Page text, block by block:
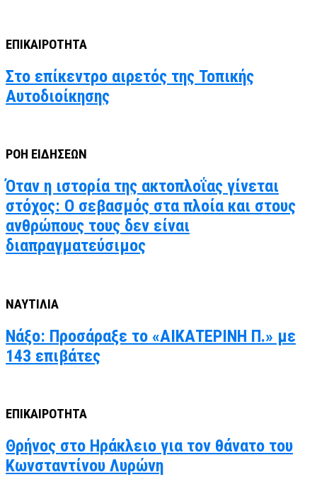
ΕΠΙΚΑΙΡΟΤΗΤΑ
Στο επίκεντρο αιρετός της Τοπικής
Αυτοδιοίκησης
ΡΟΗ ΕΙΔΗΣΕΩΝ
Όταν η ιστορία της ακτοπλοΐας γίνεται
στόχος: Ο σεβασμός στα πλοία και στους
ανθρώπους τους δεν είναι
διαπραγματεύσιμος
ΝΑΥΤΙΛΙΑ
Νάξο: Προσάραξε το «ΑΙΚΑΤΕΡΙΝΗ Π.» με
143 επιβάτες
ΕΠΙΚΑΙΡΟΤΗΤΑ
Θρήνος στο Ηράκλειο για τον θάνατο του
Κωνσταντίνου Λυρώνη